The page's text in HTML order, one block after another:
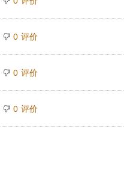
0 评价
0 评价
0 评价